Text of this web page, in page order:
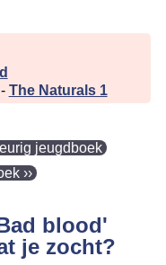
The Naturals 1
jeugdboek
››
blood'
je zocht?